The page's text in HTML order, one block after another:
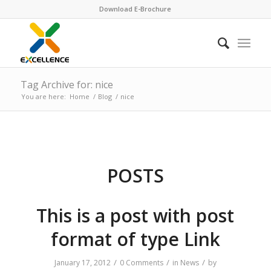
Download E-Brochure
Tag Archive for: nice
You are here: Home / Blog / nice
POSTS
This is a post with post
format of type Link
January 17, 2012 / 0 Comments / in News / by